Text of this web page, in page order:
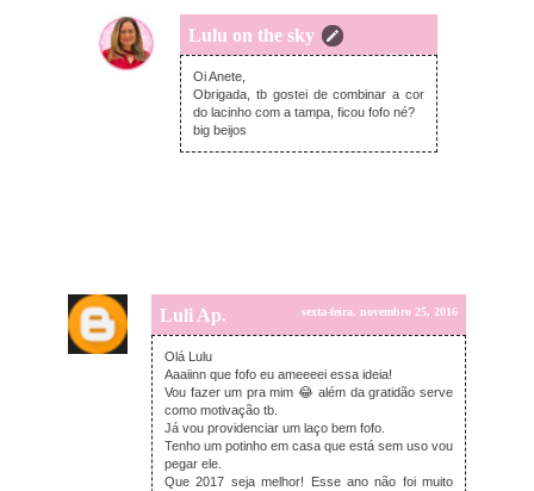
Lulu on the sky
sexta-feira, novembro 25, 2016
Oi Anete,
Obrigada, tb gostei de combinar a cor
do lacinho com a tampa, ficou fofo né?
big beijos
Luli Ap. sexta-feira, novembro 25, 2016
Olá Lulu
Aaaiinn que fofo eu ameeeei essa ideia!
Vou fazer um pra mim 😂 além da gratidão serve
como motivação tb.
Já vou providenciar um laço bem fofo.
Tenho um potinho em casa que está sem uso vou
pegar ele.
Que 2017 seja melhor! Esse ano não foi muito